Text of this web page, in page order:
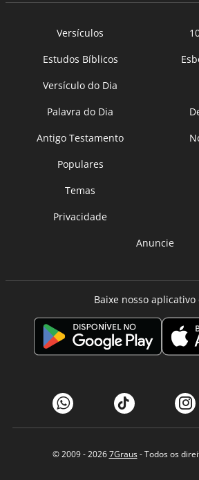
Versículos
Estudos Bíblicos
Versículo do Dia
Palavra do Dia
Antigo Testamento
Populares
Temas
Privacidade
Anuncie
Baixe nosso aplicativo
© 2009 - 20267Graus- Todos os